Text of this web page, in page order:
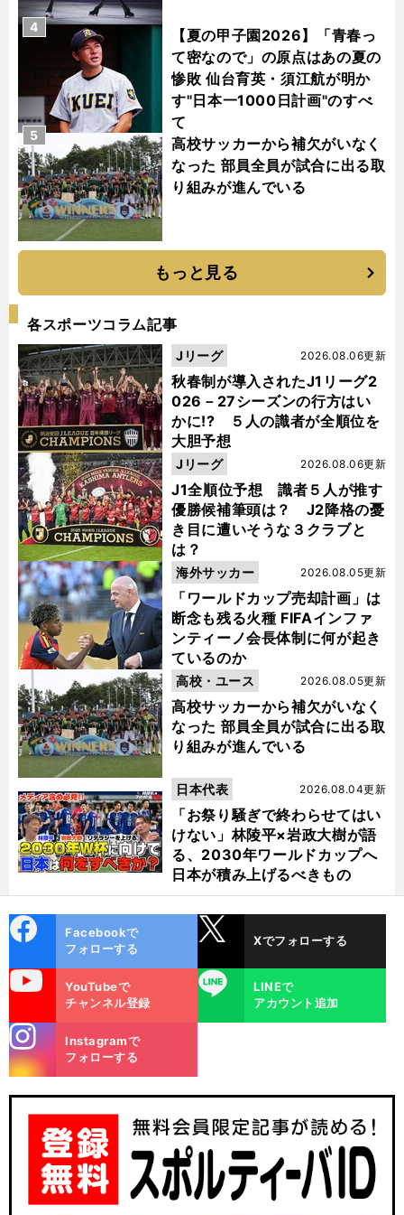
【夏の甲子園2026】「青春っ
て密なので」の原点はあの夏の
惨敗 仙台育英・須江航が明か
す"日本一1000日計画"のすべ
て
4
高校サッカーから補欠がいなく
なった 部員全員が試合に出る取
り組みが進んでいる
5
もっと見る
各スポーツコラム記事
秋春制が導入されたJ1リーグ2
026－27シーズンの行方はい
かに!? ５人の識者が全順位を
大胆予想
2026.08.06更新
Jリーグ
J1全順位予想 識者５人が推す
優勝候補筆頭は？ J2降格の憂
き目に遭いそうな３クラブと
は？
2026.08.06更新
Jリーグ
「ワールドカップ売却計画」は
断念も残る火種 FIFAインファ
ンティーノ会長体制に何が起き
ているのか
2026.08.05更新
海外サッカー
高校サッカーから補欠がいなく
なった 部員全員が試合に出る取
り組みが進んでいる
2026.08.05更新
高校・ユース
「お祭り騒ぎで終わらせてはい
けない」林陵平×岩政大樹が語
る、2030年ワールドカップへ
日本が積み上げるべきもの
2026.08.04更新
日本代表
ok
Facebookで
フォローする
Xでフォローする
YouTubeで
チャンネル登録
LINE
LINEで
アカウント追加
m
Instagramで
フォローする